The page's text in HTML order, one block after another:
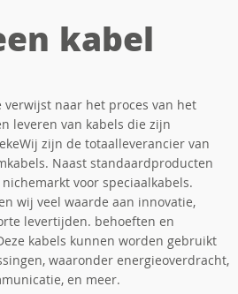
kabel
naar het proces van het
leveren van kabels die zijn
zijn de totaalleverancier van
Naast standaardproducten
voor speciaalkabels.
wij veel waarde aan innovatie,
levertijden. behoeften en
kabels kunnen worden gebruikt
waaronder energieoverdracht,
en meer.